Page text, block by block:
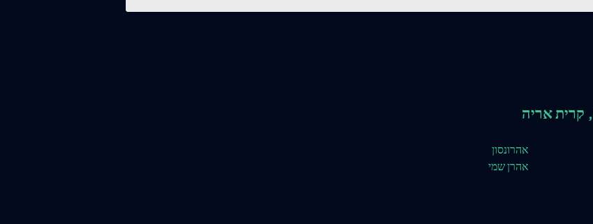
אריה
אהרונסון
אהרן שמי